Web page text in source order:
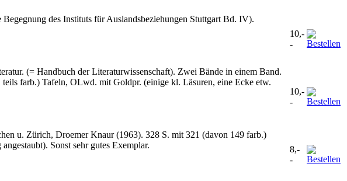
des Instituts für Auslandsbeziehungen Stuttgart Bd. IV).
10,-
-
(= Handbuch der Literaturwissenschaft). Zwei Bände in einem Band.
farb.) Tafeln, OLwd. mit Goldpr. (einige kl. Läsuren, eine Ecke etw.
10,-
-
u. Zürich, Droemer Knaur (1963). 328 S. mit 321 (davon 149 farb.)
Sonst sehr gutes Exemplar.
8,-
-